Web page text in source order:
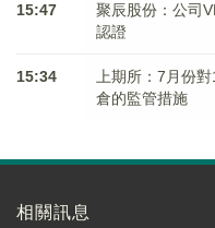
15:47
聚辰股份：公司
認證
15:34
上期所：7月份
倉的監管措施
相關訊息